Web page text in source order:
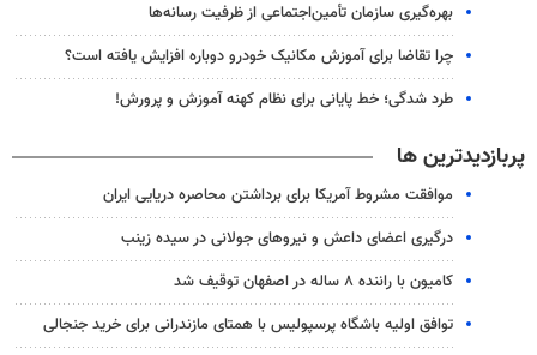
بهره‌گیری سازمان تأمین‌اجتماعی از ظرفیت رسانه‌ها
چرا تقاضا برای آموزش مکانیک خودرو دوباره افزایش یافته است؟
طرد شدگی؛ خط پایانی برای نظام کهنه آموزش و پرورش!
پربازدیدترین ها
موافقت مشروط آمریکا برای برداشتن محاصره دریایی ایران
درگیری اعضای داعش و نیروهای جولانی در سیده زینب
کامیون با راننده ۸ ساله در اصفهان توقیف شد
توافق اولیه باشگاه پرسپولیس با همتای مازندرانی برای خرید جنجالی